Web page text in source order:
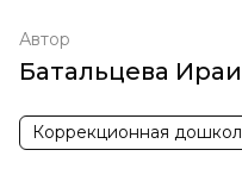
Автор
Батальцева
Коррекционная